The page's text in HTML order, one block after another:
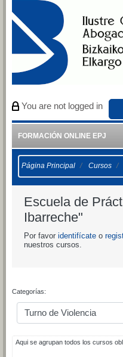
Salta al contenido principal
You are not logged in
FORMACIÓN ONLINE EPJ
Página Principal Cursos
Escuela de
Ibarreche"
Por favor identifícate o
nuestros cursos.
Categorías:
Aqui se agrupan todos los cursos